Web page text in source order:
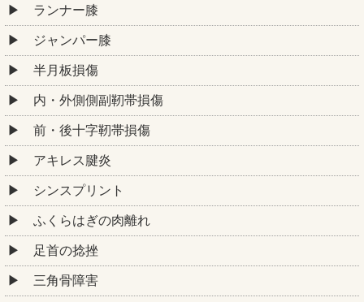
ランナー膝
ジャンパー膝
半月板損傷
内・外側側副靭帯損傷
前・後十字靭帯損傷
アキレス腱炎
シンスプリント
ふくらはぎの肉離れ
足首の捻挫
三角骨障害